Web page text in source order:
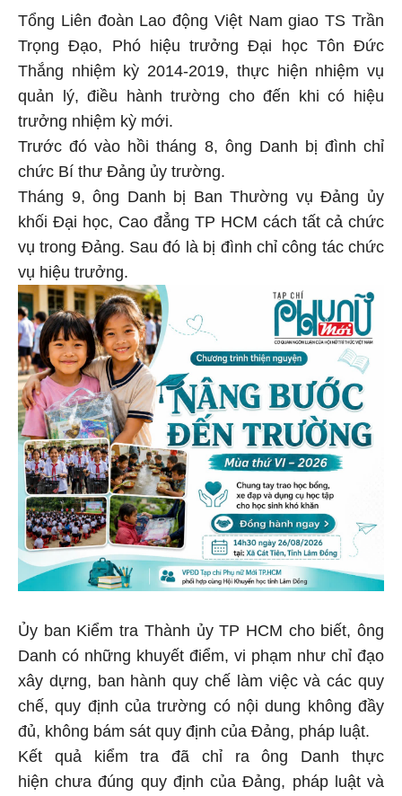
Tổng Liên đoàn Lao động Việt Nam giao TS Trần
Trọng Đạo, Phó hiệu trưởng Đại học Tôn Đức
Thắng nhiệm kỳ 2014-2019, thực hiện nhiệm vụ
quản lý, điều hành trường cho đến khi có hiệu
trưởng nhiệm kỳ mới.
Trước đó vào hồi tháng 8, ông Danh bị đình chỉ
chức Bí thư Đảng ủy trường.
Tháng 9, ông Danh bị Ban Thường vụ Đảng ủy
khối Đại học, Cao đẳng TP HCM cách tất cả chức
vụ trong Đảng. Sau đó là bị đình chỉ công tác chức
vụ hiệu trưởng.
Ủy ban Kiểm tra Thành ủy TP HCM cho biết, ông
Danh có những khuyết điểm, vi phạm như chỉ đạo
xây dựng, ban hành quy chế làm việc và các quy
chế, quy định của trường có nội dung không đầy
đủ, không bám sát quy định của Đảng, pháp luật.
Kết quả kiểm tra đã chỉ ra ông Danh thực
hiện chưa đúng quy định của Đảng, pháp luật và